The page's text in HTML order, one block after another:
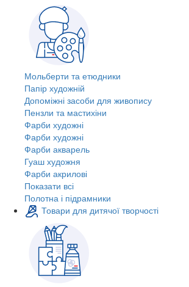
Мольберти та етюдники
Папір художній
Допоміжні засоби для живопису
Пензли та мастихіни
Фарби художні
Фарби художні
Фарби акварель
Гуаш художня
Фарби акрилові
Показати всі
Полотна і підрамники
Товари для дитячої творчості